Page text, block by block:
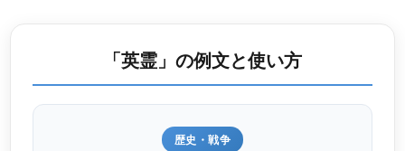
「英霊」の例文と使い方
歴史・戦争